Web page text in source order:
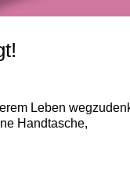
Leben
Handtasche,